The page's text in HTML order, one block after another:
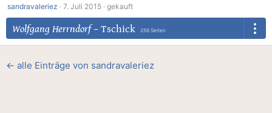
sandravaleriez · 7. Juli 2015 · gekauft
Wolfgang Herrndorf– Tschick 256 Seiten
← alle Einträge von sandravaleriez